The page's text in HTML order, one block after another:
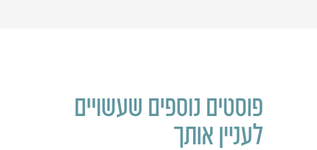
פוסטים נוספים שעשויים
לעניין אותך